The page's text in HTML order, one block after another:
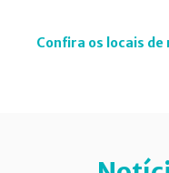
Confira os locais de